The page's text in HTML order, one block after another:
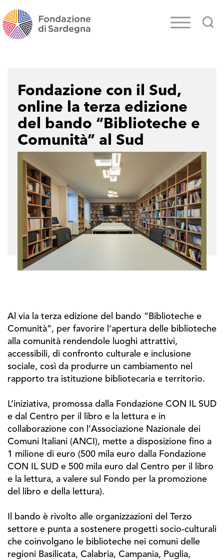
Fondazione con il Sud,
online la terza edizione
del bando “Biblioteche e
Comunità” al Sud
Al via la terza edizione del bando “Biblioteche e
Comunità”, per favorire l’apertura delle biblioteche
alla comunità rendendole luoghi attrattivi,
accessibili, di confronto culturale e inclusione
sociale, così da produrre un cambiamento nel
rapporto tra istituzione bibliotecaria e territorio.
L’iniziativa, promossa dalla Fondazione CON IL SUD
e dal Centro per il libro e la lettura e in
collaborazione con l’Associazione Nazionale dei
Comuni Italiani (ANCI), mette a disposizione fino a
1 milione di euro (500 mila euro dalla Fondazione
CON IL SUD e 500 mila euro dal Centro per il libro
e la lettura, a valere sul Fondo per la promozione
del libro e della lettura).
Il bando è rivolto alle organizzazioni del Terzo
settore e punta a sostenere progetti socio-culturali
che coinvolgano le biblioteche nei comuni delle
regioni Basilicata, Calabria, Campania, Puglia,